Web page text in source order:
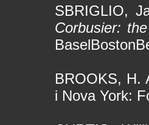
SBRIGLIO,
Corbusier:
BROOKS, H.
i Nova York: